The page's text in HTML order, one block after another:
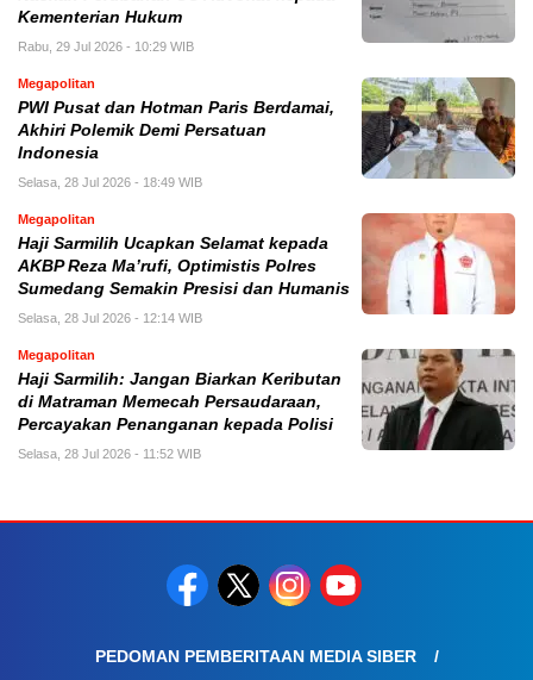
Kementerian Hukum
Rabu, 29 Jul 2026 - 10:29 WIB
Megapolitan
PWI Pusat dan Hotman Paris Berdamai,
Akhiri Polemik Demi Persatuan
Indonesia
Selasa, 28 Jul 2026 - 18:49 WIB
Megapolitan
Haji Sarmilih Ucapkan Selamat kepada
AKBP Reza Ma’rufi, Optimistis Polres
Sumedang Semakin Presisi dan Humanis
Selasa, 28 Jul 2026 - 12:14 WIB
Megapolitan
Haji Sarmilih: Jangan Biarkan Keributan
di Matraman Memecah Persaudaraan,
Percayakan Penanganan kepada Polisi
Selasa, 28 Jul 2026 - 11:52 WIB
PEDOMAN PEMBERITAAN MEDIA SIBER